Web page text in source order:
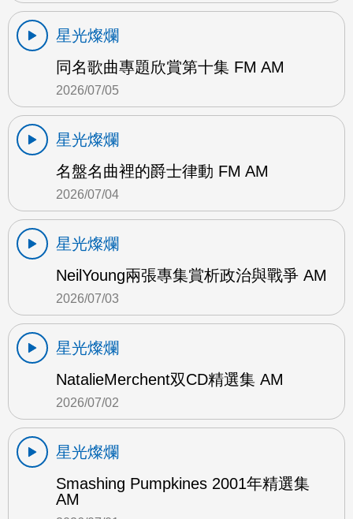
星光燦爛
同名歌曲專題欣賞第十集 FM AM
2026/07/05
星光燦爛
名盤名曲裡的爵士律動 FM AM
2026/07/04
星光燦爛
NeilYoung兩張專集賞析政治與戰爭 AM
2026/07/03
星光燦爛
NatalieMerchent双CD精選集 AM
2026/07/02
星光燦爛
Smashing Pumpkines 2001年精選集
AM